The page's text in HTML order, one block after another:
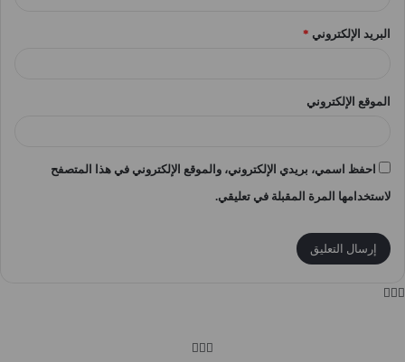
البريد الإلكتروني *
الموقع الإلكتروني
احفظ اسمي، بريدي الإلكتروني، والموقع الإلكتروني في هذا المتصفح
لاستخدامها المرة المقبلة في تعليقي.